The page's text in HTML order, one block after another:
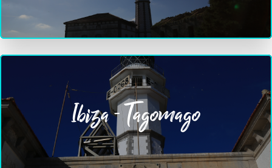
Ibiza - Tagomago